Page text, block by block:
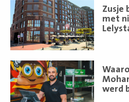
Zusje
met
Lees
meer
werd
Lees
meer